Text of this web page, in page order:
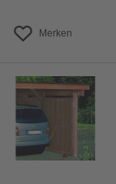
Merken